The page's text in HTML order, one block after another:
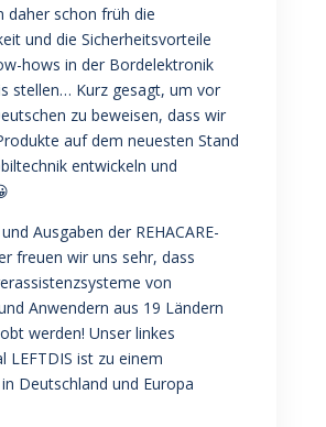
daher schon früh die
und die Sicherheitsvorteile
hows in der Bordelektronik
stellen… Kurz gesagt, um vor
zu beweisen, dass wir
auf dem neuesten Stand
entwickeln und
Ausgaben der REHACARE-
freuen wir uns sehr, dass
von
Anwendern aus 19 Ländern
werden! Unser linkes
LEFTDIS ist zu einem
in Deutschland und Europa